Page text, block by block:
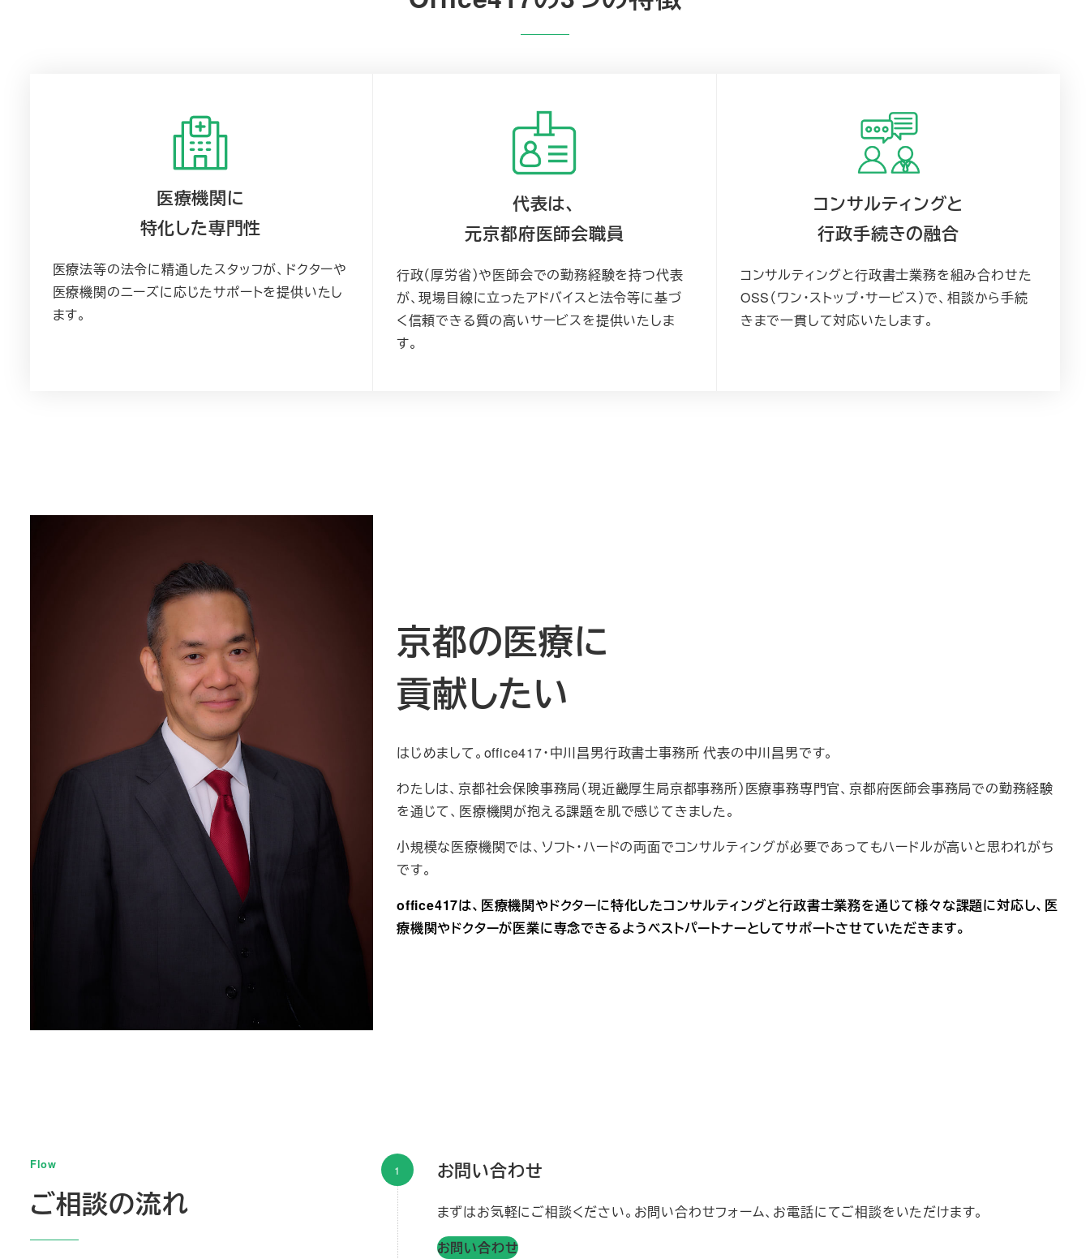
医療機関に
特化した専門性
医療法等の法令に精通したスタッフが、ドクターや
医療機関のニーズに応じたサポートを提供いたし
ます。
代表は、
元京都府医師会職員
行政（厚労省）や医師会での勤務経験を持つ代表
が、現場目線に立ったアドバイスと法令等に基づ
く信頼できる質の高いサービスを提供いたしま
す。
コンサルティングと
行政手続きの融合
コンサルティングと行政書士業務を組み合わせた
OSS（ワン・ストップ・サービス）で、相談から手続
きまで一貫して対応いたします。
京都の医療に
貢献したい
はじめまして。office417・中川昌男行政書士事務所 代表の中川昌男です。
わたしは、京都社会保険事務局（現近畿厚生局京都事務所）医療事務専門官、京都府医師会事務局での勤務経験
を通じて、医療機関が抱える課題を肌で感じてきました。
小規模な医療機関では、ソフト・ハードの両面でコンサルティングが必要であってもハードルが高いと思われがち
です。
office417は、医療機関やドクターに特化したコンサルティングと行政書士業務を通じて様々な課題に対応し、医
療機関やドクターが医業に専念できるようベストパートナーとしてサポートさせていただきます。
Flow
ご相談の流れ
お問い合わせ
まずはお気軽にご相談ください。お問い合わせフォーム、お電話にてご相談をいただけます。
お問い合わせ